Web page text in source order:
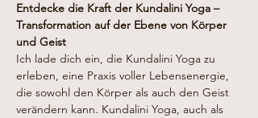
Entdecke die Kraft der Kundalini Yoga –
Transformation auf der Ebene von Körper
und Geist
Ich lade dich ein, die Kundalini Yoga zu
erleben, eine Praxis voller Lebensenergie,
die sowohl den Körper als auch den Geist
verändern kann. Kundalini Yoga, auch als